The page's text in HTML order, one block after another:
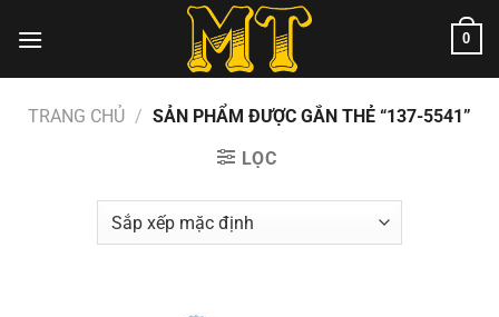
đến
0
TRANG CHỦ / SẢN PHẨM ĐƯỢC GẮN THẺ “137-5541”
LỌC